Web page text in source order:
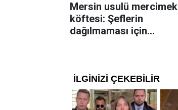
Mersin usulü mercimek
köftesi: Şeflerin
dağılmaması için